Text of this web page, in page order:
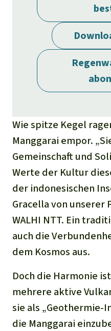
Wie spitze Kegel
Manggarai empor.
Gemeinschaft und
Werte der Kultur
der indonesischen
Gracella von unserer
WALHI NTT. Ein
auch die
dem Kosmos aus.
Doch die Harmonie
mehrere aktive
sie als „Geothermie-
die Manggarai